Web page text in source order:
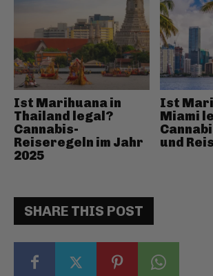
SHARE THIS POST
Ist Marihuana in
Thailand legal?
Cannabis-
Reiseregeln im Jahr
2025
Ist
Miami
und